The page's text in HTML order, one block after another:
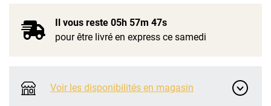
Il vous reste 05h 57m 47s
pour être livré en express ce samedi
Voir les disponibilités en magasin